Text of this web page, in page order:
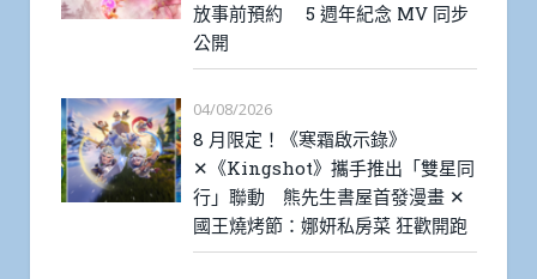
放事前預約 5 週年紀念 MV 同步
公開
04/08/2026
8 月限定！《寒霜啟示錄》
✕《Kingshot》攜手推出「雙星同
行」聯動 熊先生書屋首發漫畫 ✕
國王燒烤節：娜妍私房菜 狂歡開跑